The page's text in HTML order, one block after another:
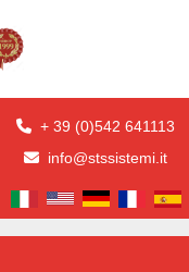
+ 39 (0)542 641113
info@stssistemi.it